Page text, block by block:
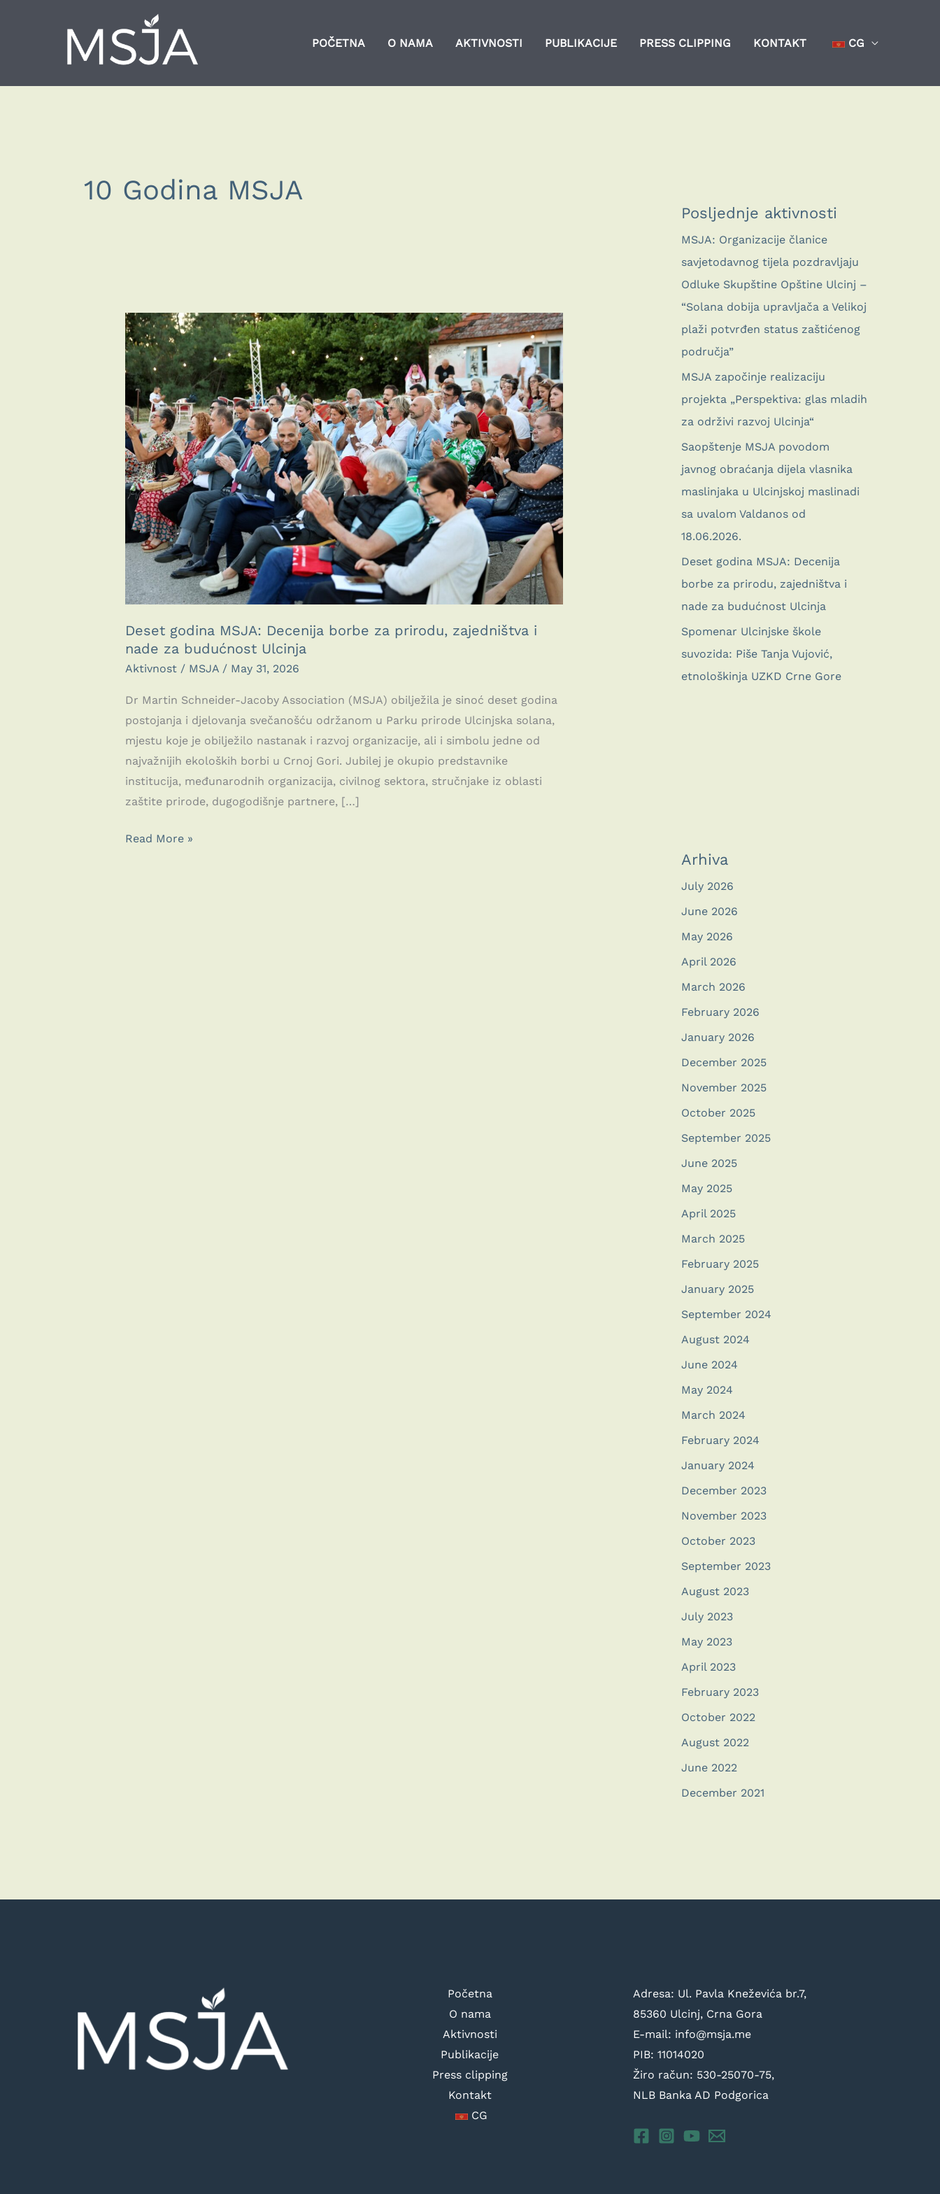
POČETNA O NAMA AKTIVNOSTI PUBLIKACIJE PRESS CLIPPING KONTAKT CG
10 Godina MSJA
Deset godina MSJA: Decenija borbe za prirodu, zajedništva i
nade za budućnost Ulcinja
Aktivnost/ MSJA / May 31, 2026
Dr Martin Schneider-Jacoby Association (MSJA) obilježila je sinoć deset godina
postojanja i djelovanja svečanošću održanom u Parku prirode Ulcinjska solana,
mjestu koje je obilježilo nastanak i razvoj organizacije, ali i simbolu jedne od
najvažnijih ekoloških borbi u Crnoj Gori. Jubilej je okupio predstavnike
institucija, međunarodnih organizacija, civilnog sektora, stručnjake iz oblasti
zaštite prirode, dugogodišnje partnere, […]
Deset
Read More »
Posljednje aktivnosti
MSJA: Organizacije članice
savjetodavnog tijela pozdravljaju
Odluke Skupštine Opštine Ulcinj –
“Solana dobija upravljača a Velikoj
plaži potvrđen status zaštićenog
područja”
MSJA započinje realizaciju
projekta „Perspektiva: glas mladih
za održivi razvoj Ulcinja“
Saopštenje MSJA povodom
javnog obraćanja dijela vlasnika
maslinjaka u Ulcinjskoj maslinadi
sa uvalom Valdanos od
18.06.2026.
Deset godina MSJA: Decenija
borbe za prirodu, zajedništva i
nade za budućnost Ulcinja
Spomenar Ulcinjske škole
suvozida: Piše Tanja Vujović,
etnološkinja UZKD Crne Gore
Arhiva
July 2026
June 2026
May 2026
April 2026
March 2026
February 2026
January 2026
December 2025
November 2025
October 2025
September 2025
June 2025
May 2025
April 2025
March 2025
February 2025
January 2025
September 2024
August 2024
June 2024
May 2024
March 2024
February 2024
January 2024
December 2023
November 2023
October 2023
September 2023
August 2023
July 2023
May 2023
April 2023
February 2023
October 2022
August 2022
June 2022
December 2021
Početna
O nama
Aktivnosti
Publikacije
Press clipping
Kontakt
CG
Adresa: Ul. Pavla Kneževića br.7,
85360 Ulcinj, Crna Gora
E-mail: info@msja.me
PIB: 11014020
Žiro račun: 530-25070-75,
NLB Banka AD Podgorica